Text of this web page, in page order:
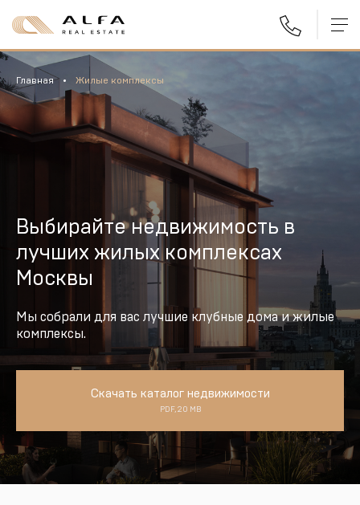
Главная Жилые комплексы
Выбирайте недвижимость в
лучших жилых комплексах
Москвы
Мы собрали для вас лучшие клубные дома и жилые
комплексы.
Скачать каталог недвижимости
PDF, 20 MB